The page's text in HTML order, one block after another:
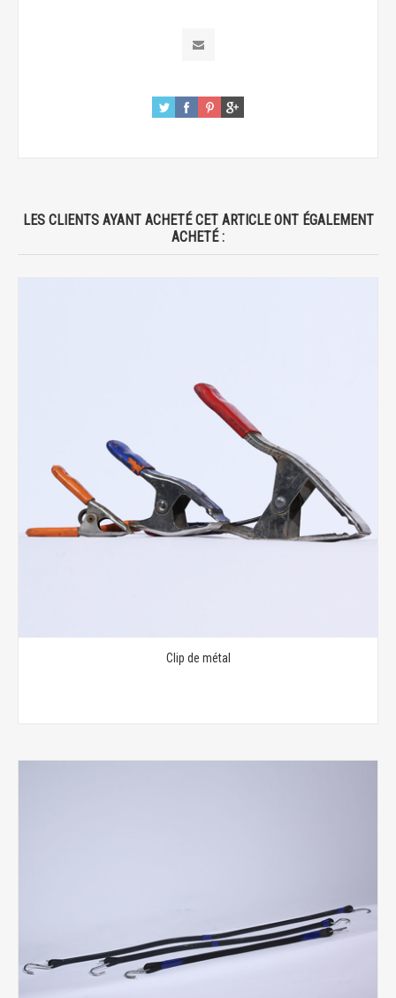
LES CLIENTS AYANT ACHETÉ CET ARTICLE ONT ÉGALEMENT
ACHETÉ :
Clip de métal